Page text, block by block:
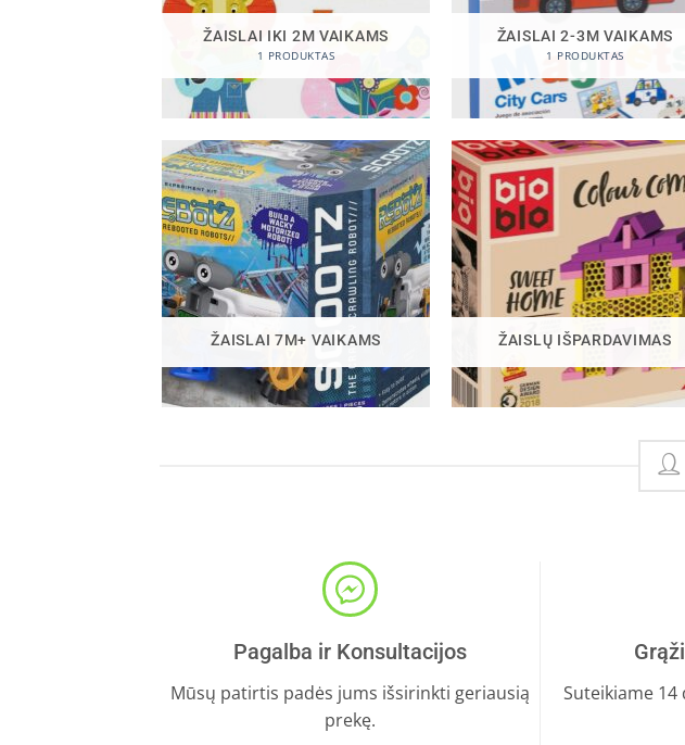
ŽAISLAI IKI 2M VAIKAMS
1 PRODUKTAS
ŽAISLAI 2-3M VAIKAMS
1 PRODUKTAS
ŽAISLAI 7M+ VAIKAMS ŽAISLŲ IŠPARDAVIMAS
Pagalba ir Konsultacijos
Mūsų patirtis padės jums išsirinkti geriausią
prekę.
Suteikiame